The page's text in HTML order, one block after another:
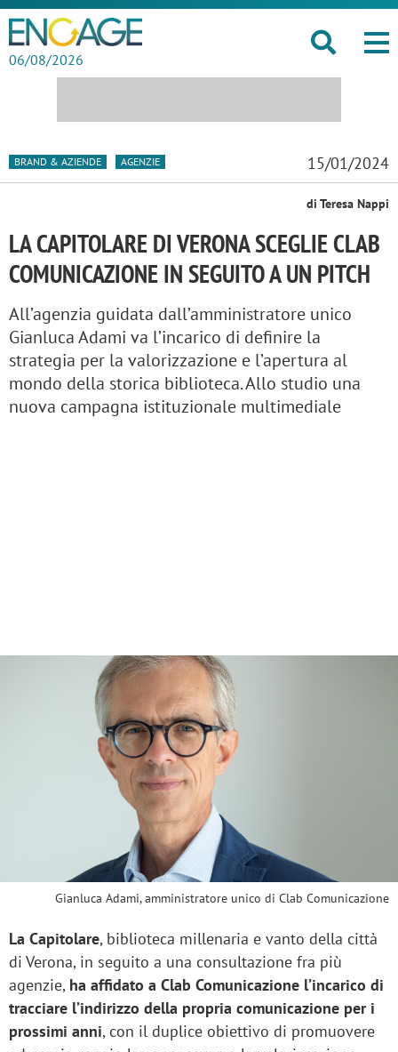
06/08/2026
BRAND & AZIENDE AGENZIE 15/01/2024
di Teresa Nappi
LA CAPITOLARE DI VERONA SCEGLIE CLAB
COMUNICAZIONE IN SEGUITO A UN PITCH
All’agenzia guidata dall’amministratore unico
Gianluca Adami va l’incarico di definire la
strategia per la valorizzazione e l’apertura al
mondo della storica biblioteca. Allo studio una
nuova campagna istituzionale multimediale
Gianluca Adami, amministratore unico di Clab Comunicazione
La Capitolare, biblioteca millenaria e vanto della città
di Verona, in seguito a una consultazione fra più
agenzie, ha affidato a Clab Comunicazione l’incarico di
tracciare l’indirizzo della propria comunicazione per i
prossimi anni, con il duplice obiettivo di promuovere